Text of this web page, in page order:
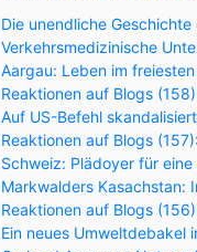
Die unendliche
Verkehrsmedizinische
Aargau: Leben im
Reaktionen auf Blogs
Auf US-Befehl
Reaktionen auf Blogs
Schweiz: Plädoyer für
Markwalders Kasachstan:
Reaktionen auf Blogs
Ein neues Umweltdebakel